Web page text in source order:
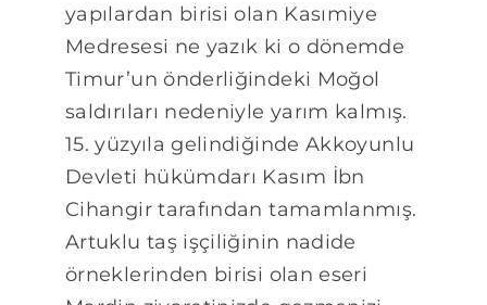
yapılardan birisi olan Kasımiye
Medresesi ne yazık ki o dönemde
Timur’un önderliğindeki Moğol
saldırıları nedeniyle yarım kalmış.
15. yüzyıla gelindiğinde Akkoyunlu
Devleti hükümdarı Kasım İbn
Cihangir tarafından tamamlanmış.
Artuklu taş işçiliğinin nadide
örneklerinden birisi olan eseri